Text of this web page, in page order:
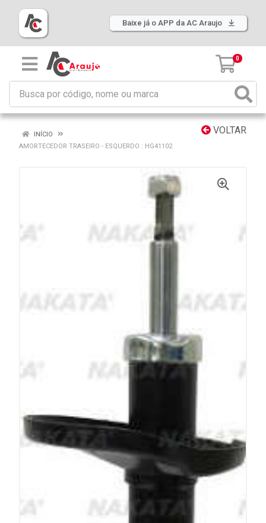
Baixe já o APP da AC Araujo
0
VOLTAR
INÍCIO
AMORTECEDOR TRASEIRO - ESQUERDO : HG41102